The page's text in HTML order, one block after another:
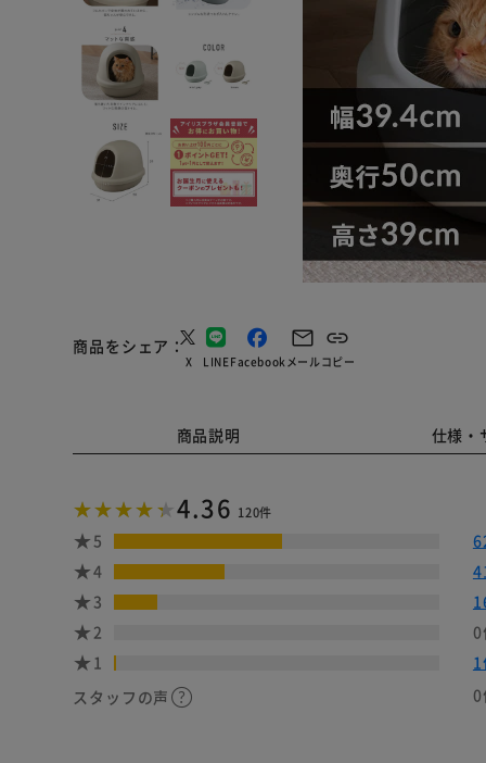
商品をシェア
X LINEFacebook メールコピー
商品説明 仕様・
4.36 120件
5
4
3
2
1
スタッフの声